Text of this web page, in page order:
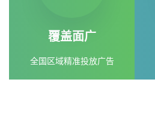
覆盖面广
全国区域精准投放广告